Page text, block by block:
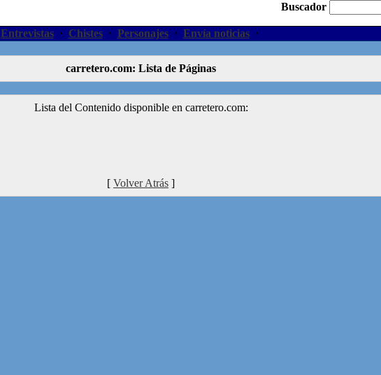
Buscador
Entrevistas· Chistes· Personajes· Envía noticias·
carretero.com: Lista de Páginas
Lista del Contenido disponible en carretero.com:
[ Volver Atrás ]